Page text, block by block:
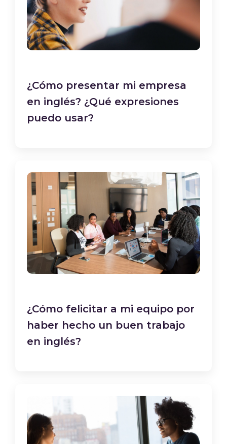
¿Cómo presentar mi empresa
en inglés? ¿Qué expresiones
puedo usar?
¿Cómo felicitar a mi equipo por
haber hecho un buen trabajo
en inglés?